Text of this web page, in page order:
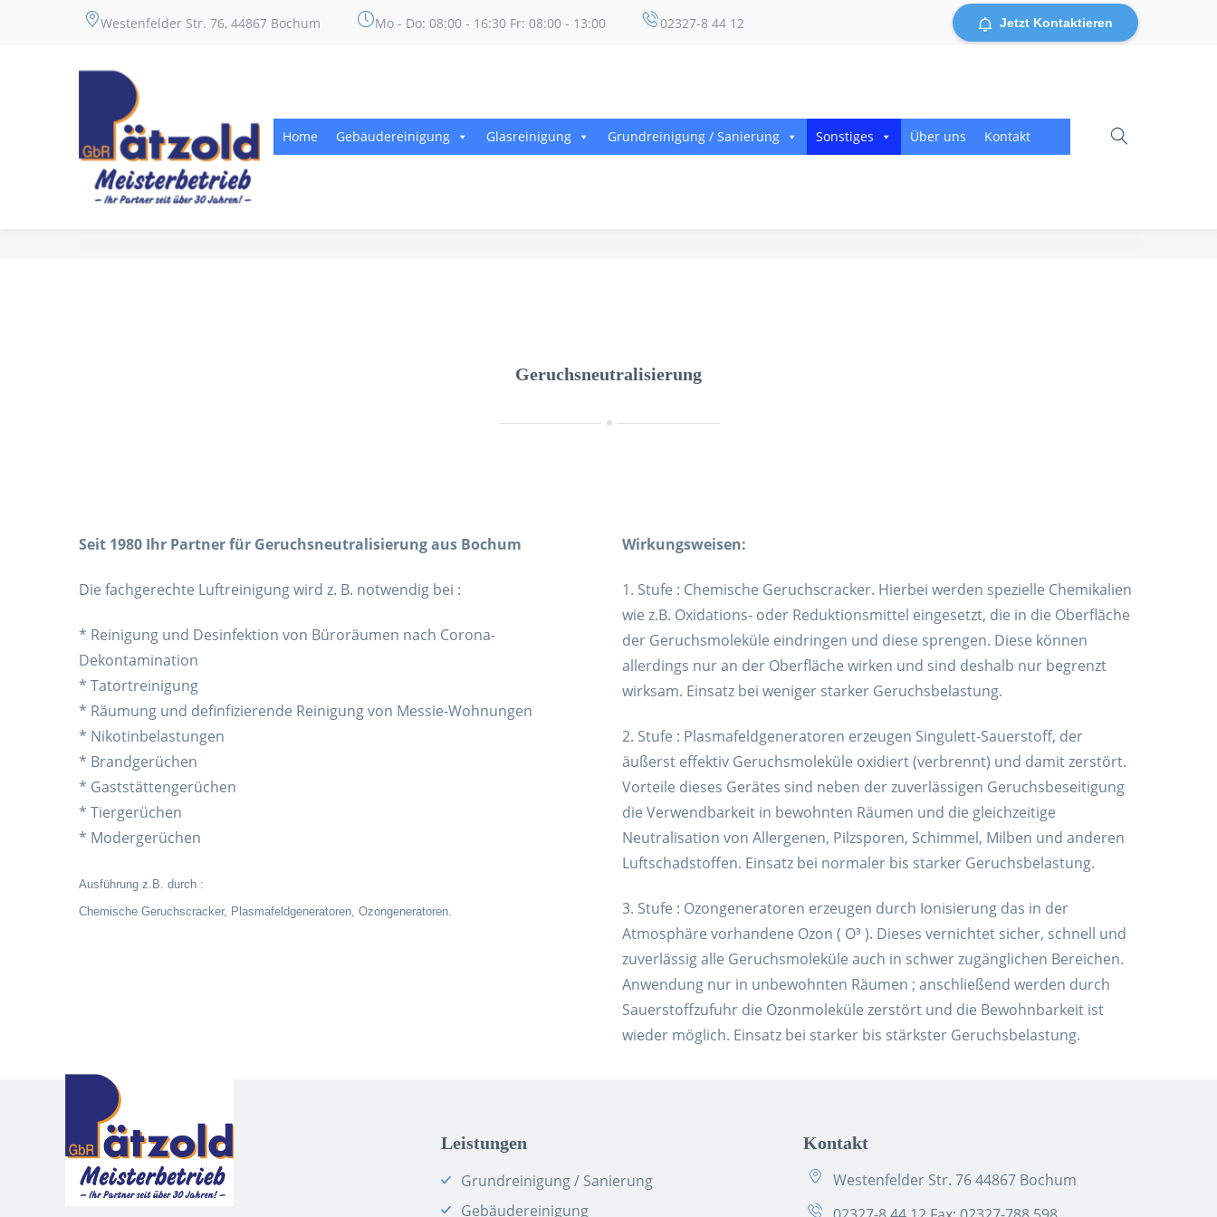
Westenfelder Str. 76, 44867 Bochum Mo - Do: 08:00 - 16:30 Fr: 08:00 - 13:00 02327-8 44 12 Jetzt Kontaktieren
Home Gebäudereinigung Glasreinigung Grundreinigung / Sanierung Sonstiges Über uns Kontakt
Geruchsneutralisierung
Seit 1980 Ihr Partner für Geruchsneutralisierung aus Bochum
Die fachgerechte Luftreinigung wird z. B. notwendig bei :
* Reinigung und Desinfektion von Büroräumen nach Corona-
Dekontamination
* Tatortreinigung
* Räumung und definfizierende Reinigung von Messie-Wohnungen
* Nikotinbelastungen
* Brandgerüchen
* Gaststättengerüchen
* Tiergerüchen
* Modergerüchen
Ausführung z.B. durch :
Chemische Geruchscracker, Plasmafeldgeneratoren, Ozongeneratoren.
Wirkungsweisen:
1. Stufe : Chemische Geruchscracker. Hierbei werden spezielle Chemikalien
wie z.B. Oxidations- oder Reduktionsmittel eingesetzt, die in die Oberfläche
der Geruchsmoleküle eindringen und diese sprengen. Diese können
allerdings nur an der Oberfläche wirken und sind deshalb nur begrenzt
wirksam. Einsatz bei weniger starker Geruchsbelastung.
2. Stufe : Plasmafeldgeneratoren erzeugen Singulett-Sauerstoff, der
äußerst effektiv Geruchsmoleküle oxidiert (verbrennt) und damit zerstört.
Vorteile dieses Gerätes sind neben der zuverlässigen Geruchsbeseitigung
die Verwendbarkeit in bewohnten Räumen und die gleichzeitige
Neutralisation von Allergenen, Pilzsporen, Schimmel, Milben und anderen
Luftschadstoffen. Einsatz bei normaler bis starker Geruchsbelastung.
3. Stufe : Ozongeneratoren erzeugen durch Ionisierung das in der
Atmosphäre vorhandene Ozon ( O³ ). Dieses vernichtet sicher, schnell und
zuverlässig alle Geruchsmoleküle auch in schwer zugänglichen Bereichen.
Anwendung nur in unbewohnten Räumen ; anschließend werden durch
Sauerstoffzufuhr die Ozonmoleküle zerstört und die Bewohnbarkeit ist
wieder möglich. Einsatz bei starker bis stärkster Geruchsbelastung.
Leistungen
Grundreinigung / Sanierung
Gebäudereinigung
Kontakt
Westenfelder Str. 76 44867 Bochum